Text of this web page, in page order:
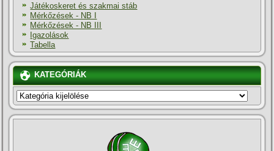
Játékoskeret és szakmai stáb
Mérkőzések - NB I
Mérkőzések - NB III
Igazolások
Tabella
KATEGÓRIÁK
KATEGÓRIÁK